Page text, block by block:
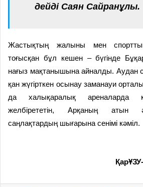
дейді Саян Сайранұлы.
Жастықтың жалыны мен
тоғысқан бұл кешен – бүгінде
нағыз мақтанышына айналды. Аудан
қан жүгірткен осынау заманауи
да халықаралық ареналарда
желбірететін, Арқаның атын
саңлақтардың шығарына сенімі кәміл.